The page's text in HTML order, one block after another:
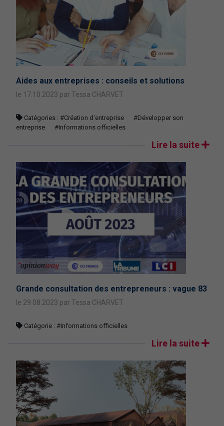
Aides aux entreprises : conseils et solutions
le 17.10.2023 par Tessa CHARVET
Catégories : #Création d'entreprise
#Développer son
entreprise
#Informations officielles
Lire la suite
Grande consultation des entrepreneurs : vague 83
le 29.08.2023 par Tessa CHARVET
Catégorie : #Informations officielles
Lire la suite